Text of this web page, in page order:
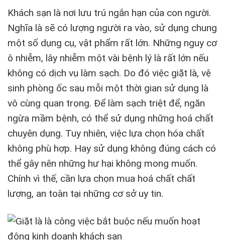
Khách sạn là nơi lưu trú ngắn hạn của con người.
Nghĩa là sẽ có lượng người ra vào, sử dụng chung
một số dụng cụ, vật phẩm rất lớn. Những nguy cơ
ô nhiễm, lây nhiễm một vài bệnh lý là rất lớn nếu
không có dịch vụ làm sạch. Do đó việc giặt là, vệ
sinh phòng ốc sau mỗi một thời gian sử dụng là
vô cùng quan trọng. Để làm sạch triệt để, ngăn
ngừa mầm bệnh, có thể sử dụng những hoá chất
chuyên dụng. Tuy nhiên, việc lựa chọn hóa chất
không phù hợp. Hay sử dụng không đúng cách có
thể gây nên những hư hại không mong muốn.
Chính vì thế, cần lựa chọn mua hoá chất chất
lượng, an toàn tại những cơ sở uy tin.